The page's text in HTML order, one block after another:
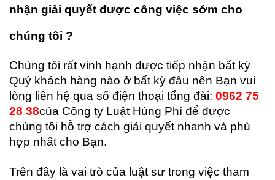
nhận giải quyết được công việc sớm cho
chúng tôi ?
Chúng tôi rất vinh hạnh được tiếp nhận bất kỳ
Quý khách hàng nào ở bất kỳ đâu nên Bạn vui
lòng liên hệ qua số điện thoại tổng đài: 0962 75
28 38của Công ty Luật Hùng Phí để được
chúng tôi hỗ trợ cách giải quyết nhanh và phù
hợp nhất cho Bạn.
Trên đây là vai trò của luật sư trong việc tham